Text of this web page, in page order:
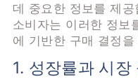
데 중요한 정보를 제공
소비자는 이러한 정보
에 기반한 구매 결정
1. 성장률과 시